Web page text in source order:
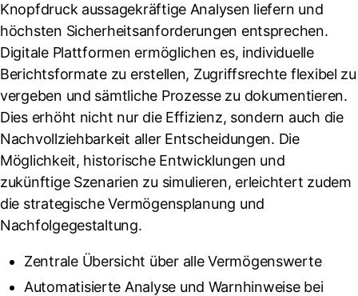
Knopfdruck aussagekräftige Analysen liefern und
höchsten Sicherheitsanforderungen entsprechen.
Digitale Plattformen ermöglichen es, individuelle
Berichtsformate zu erstellen, Zugriffsrechte flexibel zu
vergeben und sämtliche Prozesse zu dokumentieren.
Dies erhöht nicht nur die Effizienz, sondern auch die
Nachvollziehbarkeit aller Entscheidungen. Die
Möglichkeit, historische Entwicklungen und
zukünftige Szenarien zu simulieren, erleichtert zudem
die strategische Vermögensplanung und
Nachfolgegestaltung.
Zentrale Übersicht über alle Vermögenswerte
Automatisierte Analyse und Warnhinweise bei